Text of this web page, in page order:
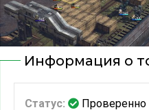
Информация о
Статус: Проверенно